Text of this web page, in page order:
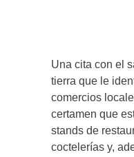
Una cita con el
tierra que le
comercios
certamen que
stands de
coctelerías y,